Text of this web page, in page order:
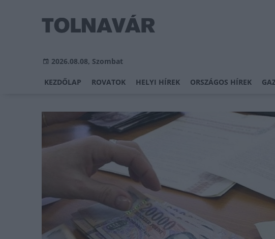
2026.08.08, Szombat
KEZDŐLAP ROVATOK HELYI HÍREK ORSZÁGOS HÍREK